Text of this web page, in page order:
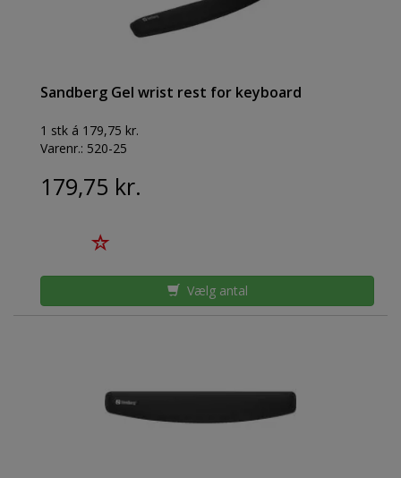
Sandberg Gel wrist rest for keyboard
1 stk á 179,75 kr.
Varenr.: 520-25
179,75 kr.
Vælg antal